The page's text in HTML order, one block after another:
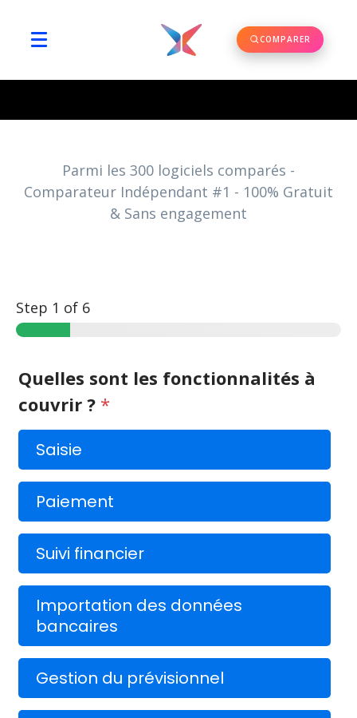
COMPARER
Parmi les 300 logiciels comparés -
Comparateur Indépendant #1 - 100% Gratuit
& Sans engagement
Step 1 of 6
Quelles sont les fonctionnalités à
couvrir ? *
Saisie
Paiement
Suivi financier
Importation des données
bancaires
Gestion du prévisionnel